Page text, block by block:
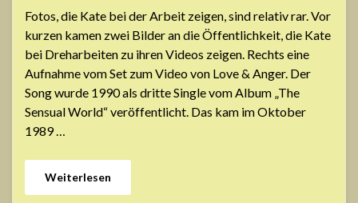
Fotos, die Kate bei der Arbeit zeigen, sind relativ rar. Vor
kurzen kamen zwei Bilder an die Öffentlichkeit, die Kate
bei Dreharbeiten zu ihren Videos zeigen. Rechts eine
Aufnahme vom Set zum Video von Love & Anger. Der
Song wurde 1990 als dritte Single vom Album „The
Sensual World“ veröffentlicht. Das kam im Oktober
1989 …
Weiterlesen